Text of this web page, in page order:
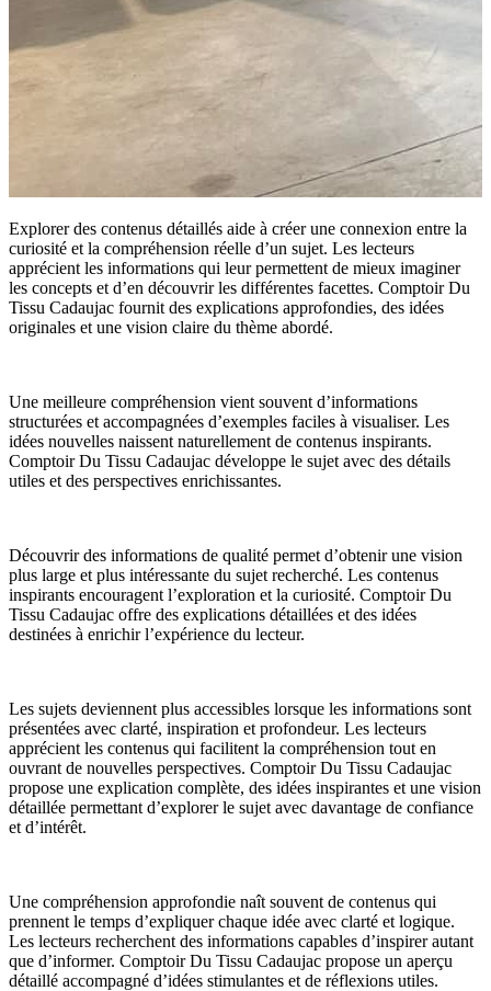
Explorer des contenus détaillés aide à créer une connexion entre la
curiosité et la compréhension réelle d’un sujet. Les lecteurs
apprécient les informations qui leur permettent de mieux imaginer
les concepts et d’en découvrir les différentes facettes. Comptoir Du
Tissu Cadaujac fournit des explications approfondies, des idées
originales et une vision claire du thème abordé.
Une meilleure compréhension vient souvent d’informations
structurées et accompagnées d’exemples faciles à visualiser. Les
idées nouvelles naissent naturellement de contenus inspirants.
Comptoir Du Tissu Cadaujac développe le sujet avec des détails
utiles et des perspectives enrichissantes.
Découvrir des informations de qualité permet d’obtenir une vision
plus large et plus intéressante du sujet recherché. Les contenus
inspirants encouragent l’exploration et la curiosité. Comptoir Du
Tissu Cadaujac offre des explications détaillées et des idées
destinées à enrichir l’expérience du lecteur.
Les sujets deviennent plus accessibles lorsque les informations sont
présentées avec clarté, inspiration et profondeur. Les lecteurs
apprécient les contenus qui facilitent la compréhension tout en
ouvrant de nouvelles perspectives. Comptoir Du Tissu Cadaujac
propose une explication complète, des idées inspirantes et une vision
détaillée permettant d’explorer le sujet avec davantage de confiance
et d’intérêt.
Une compréhension approfondie naît souvent de contenus qui
prennent le temps d’expliquer chaque idée avec clarté et logique.
Les lecteurs recherchent des informations capables d’inspirer autant
que d’informer. Comptoir Du Tissu Cadaujac propose un aperçu
détaillé accompagné d’idées stimulantes et de réflexions utiles.